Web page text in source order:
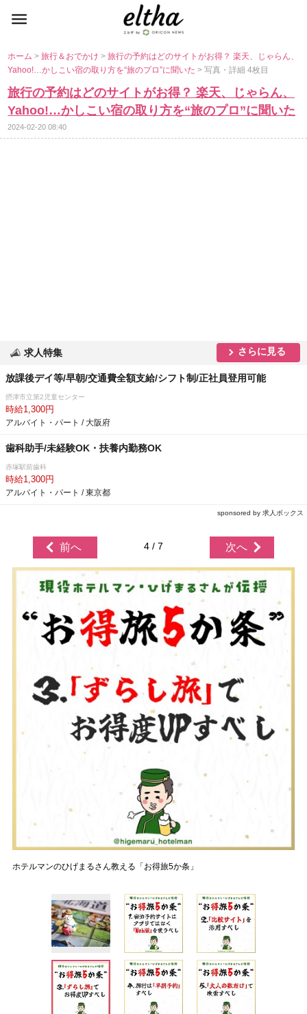
ホーム>旅行＆おでかけ>旅行の予約はどのサイトがお得？ 楽天、じゃらん、
Yahoo!…かしこい宿の取り方を“旅のプロ”に聞いた> 写真・詳細 4枚目
旅行の予約はどのサイトがお得？ 楽天、じゃらん、
Yahoo!…かしこい宿の取り方を“旅のプロ”に聞いた
2024-02-20 08:40
求人特集 さらに見る
放課後デイ等/早朝/交通費全額支給/シフト制/正社員登用可能
摂津市立第2児童センター
時給1,300円
アルバイト・パート / 大阪府
歯科助手/未経験OK・扶養内勤務OK
赤塚駅前歯科
時給1,300円
アルバイト・パート / 東京都
sponsored by 求人ボックス
前へ 4 / 7 次へ
ホテルマンのひげまるさん教える「お得旅5か条」